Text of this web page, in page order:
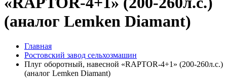
(аналог Lemken Diamant)
Главная
Ростовский завод сельхозмашин
Плуг оборотный, навесной «RAPTOR-4+1» (200-260л.с.)
(аналог Lemken Diamant)